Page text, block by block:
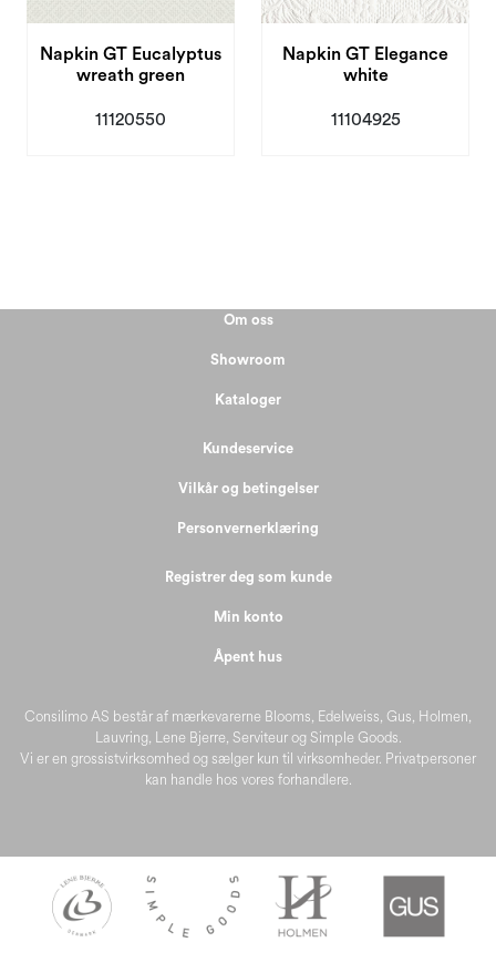
Napkin GT Eucalyptus
wreath green
11120550
Napkin GT Elegance
white
11104925
Consilimo AS består af mærkevarerne Blooms, Edelweiss, Gus, Holmen,
Lauvring, Lene Bjerre, Serviteur og Simple Goods.
Vi er en grossistvirksomhed og sælger kun til virksomheder. Privatpersoner
kan handle hos vores forhandlere.
Om oss
Showroom
Kataloger
Kundeservice
Vilkår og betingelser
Personvernerklæring
Registrer deg som kunde
Min konto
Åpent hus